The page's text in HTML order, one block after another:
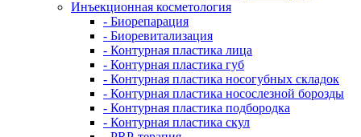
Инъекционная косметология
- Биорепарация
- Биоревитализация
- Контурная пластика лица
- Контурная пластика губ
- Контурная пластика носогубных складок
- Контурная пластика носослезной борозды
- Контурная пластика подбородка
- Контурная пластика скул